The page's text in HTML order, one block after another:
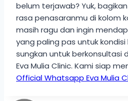
belum terjawab? Yuk,
rasa penasaranmu di kolom
masih ragu dan ingin
yang paling pas untuk kondisi
sungkan untuk berkonsultasi
Eva Mulia Clinic. Kami siap
Official Whatsapp Eva Mulia